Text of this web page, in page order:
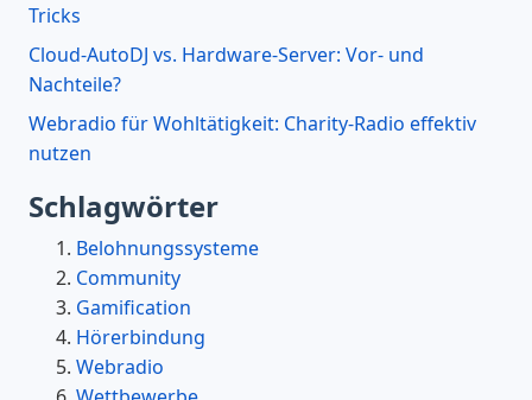
Tricks
Cloud-AutoDJ vs. Hardware-Server: Vor- und
Nachteile?
Webradio für Wohltätigkeit: Charity-Radio effektiv
nutzen
Schlagwörter
Belohnungssysteme
Community
Gamification
Hörerbindung
Webradio